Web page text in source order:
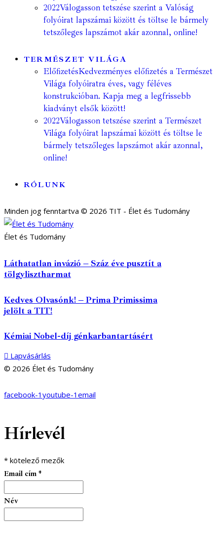
2022Válogasson tetszése szerint a Valóság
folyóirat lapszámai között és töltse le bármely
tetszőleges lapszámot akár azonnal, online!
TERMÉSZET VILÁGA
ElőfizetésKedvezményes előfizetés a Természet
Világa folyóiratra éves, vagy féléves
konstrukcióban. Kapja meg a legfrissebb
kiadványt elsők között!
2022Válogasson tetszése szerint a Természet
Világa folyóirat lapszámai között és töltse le
bármely tetszőleges lapszámot akár azonnal,
online!
RÓLUNK
Minden jog fenntartva © 2026 TIT - Élet és Tudomány
Élet és Tudomány
Láthatatlan invázió – Száz éve pusztít a
tölgylisztharmat
Kedves Olvasónk! – Prima Primissima
jelölt a TIT!
Kémiai Nobel-díj génkarbantartásért
Lapvásárlás
© 2026 Élet és Tudomány
facebook-1 youtube-1 email
Hírlevél
* kötelező mezők
Email cím *
Név